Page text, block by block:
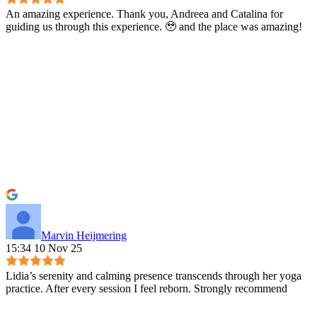
An amazing experience. Thank you, Andreea and Catalina for
guiding us through this experience. 🥹 and the place was amazing!
Marvin Heijmering
15:34 10 Nov 25
Lidia’s serenity and calming presence transcends through her yoga
practice. After every session I feel reborn. Strongly recommend